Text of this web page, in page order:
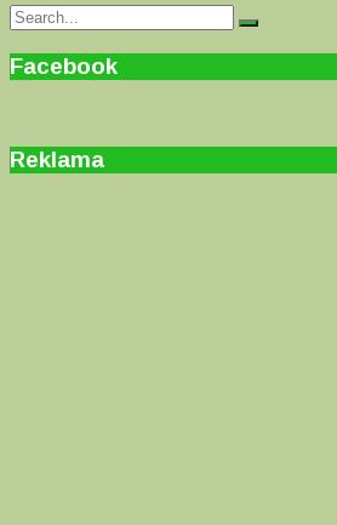
Search
for:
Search
Facebook
Reklama